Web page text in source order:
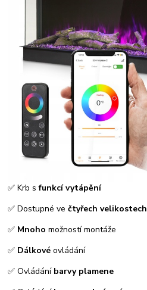
✅ Krb sfunkcí vytápění
✅ Dostupné večtyřech velikostech
✅ Mnoho možností montáže
✅ Dálkové ovládání
✅ Ovládání barvy plamene